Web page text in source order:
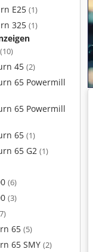
E25 (1)
325 (1)
(10)
45 (2)
65 Powermill
65 Powermill
65 (1)
65 G2 (1)
(6)
(3)
65 (5)
65 SMY (2)